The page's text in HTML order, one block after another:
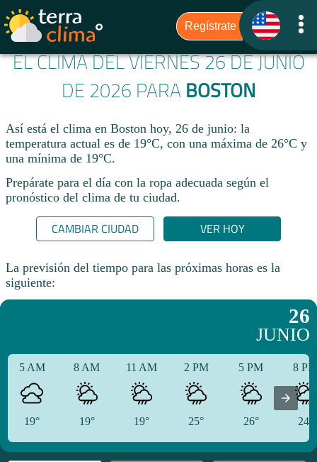
EL CLIMA DEL VIERNES 26 DE JUNIO
DE 2026 PARA BOSTON
Así está el clima en Boston hoy, 26 de junio: la
temperatura actual es de 19°C, con una máxima de 26°C y
una mínima de 19°C.
Prepárate para el día con la ropa adecuada según el
pronóstico del clima de tu ciudad.​
CAMBIAR CIUDAD VER HOY
La previsión del tiempo para las próximas horas es la
siguiente:
26
JUNIO
5 AM
19°
8 AM
19°
11 AM
19°
2 PM
25°
5 PM
26°
8
24°